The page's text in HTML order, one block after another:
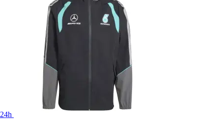
24h